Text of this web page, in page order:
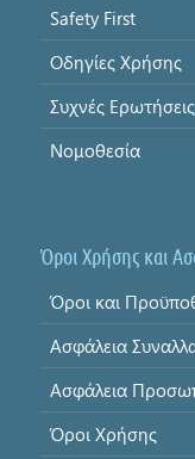
Safety First
Οδηγίες Χρήσης
Συχνές Ερωτήσεις
Νομοθεσία
Όροι Χρήσης και
Όροι και
Ασφάλεια
Ασφάλεια
Όροι Χρήσης